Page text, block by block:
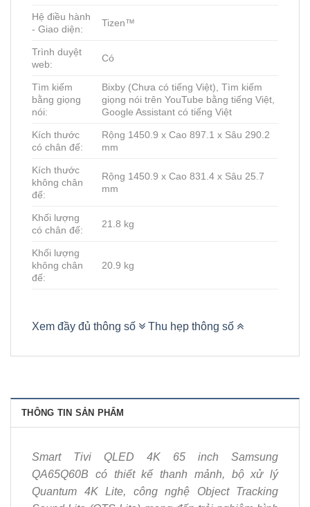
Hệ điều hành
- Giao diện:
Tizen™
Trình duyệt
web:
Có
Tìm kiếm
bằng giọng
nói:
Bixby (Chưa có tiếng Việt), Tìm kiếm
giọng nói trên YouTube bằng tiếng Việt,
Google Assistant có tiếng Việt
Kích thước
có chân đế:
Rộng 1450.9 x Cao 897.1 x Sâu 290.2
mm
Kích thước
không chân
đế:
Rộng 1450.9 x Cao 831.4 x Sâu 25.7
mm
Khối lượng
có chân đế:
21.8 kg
Khối lượng
không chân
đế:
20.9 kg
Xem đầy đủ thông số Thu hẹp thông số
THÔNG TIN SẢN PHẨM
Smart Tivi QLED 4K 65 inch Samsung
QA65Q60B có thiết kế thanh mảnh, bộ xử lý
Quantum 4K Lite, công nghệ Object Tracking